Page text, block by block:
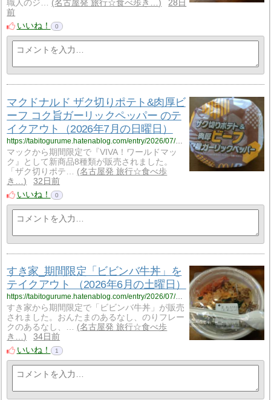
職人のジ… 名古屋発 旅行☆食べ歩き…
28日
前
いいね！
0
マクドナルド ザク切りポテト&肉厚ビ
ーフ コク旨ガーリックペッパー のテ
イクアウト（2026年7月の日曜日）
https://tabitogurume.hatenablog.com/entry/2026/07/08/075503
マックから期間限定で『VIVA！ワールドマッ
ク』として新商品8種類が販売されました。
「ザク切りポテ…
名古屋発 旅行☆食べ歩
き…
32日前
いいね！
0
すき家_期間限定「ビビンバ牛丼」を
テイクアウト （2026年6月の土曜日）
https://tabitogurume.hatenablog.com/entry/2026/07/05/091630
すき家から期間限定で「ビビンバ牛丼」が販売
されました。おんたまのあるなし、のりフレー
クのあるなし、…
名古屋発 旅行☆食べ歩
き…
34日前
いいね！
1